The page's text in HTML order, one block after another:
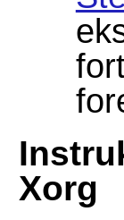
Xorg